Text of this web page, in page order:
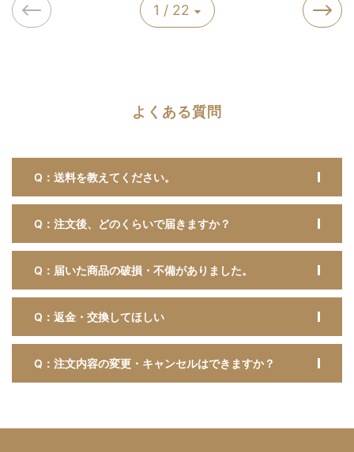
1 / 22
よくある質問
Q：送料を教えてください。
Q：注文後、どのくらいで届きますか？
Q：届いた商品の破損・不備がありました。
Q：返金・交換してほしい
Q：注文内容の変更・キャンセルはできますか？